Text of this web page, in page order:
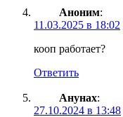
Аноним:
11.03.2025 в 18:02
кооп работает?
Ответить
Анунах:
27.10.2024 в 13:48